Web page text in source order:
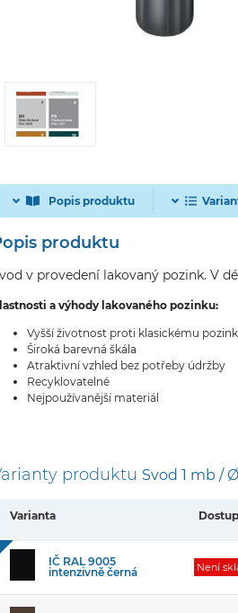
Popis produktu
produktu
v provedení lakovaný pozink. V
a výhody lakovaného pozinku:
Vyšší životnost proti klasickému
Široká barevná škála
Atraktivní vzhled bez potřeby údržby
Recyklovatelné
Nejpoužívanější materiál
produktu Svod 1 mb /
Varianta
IČ RAL 9005
intenzivně černá
Není­